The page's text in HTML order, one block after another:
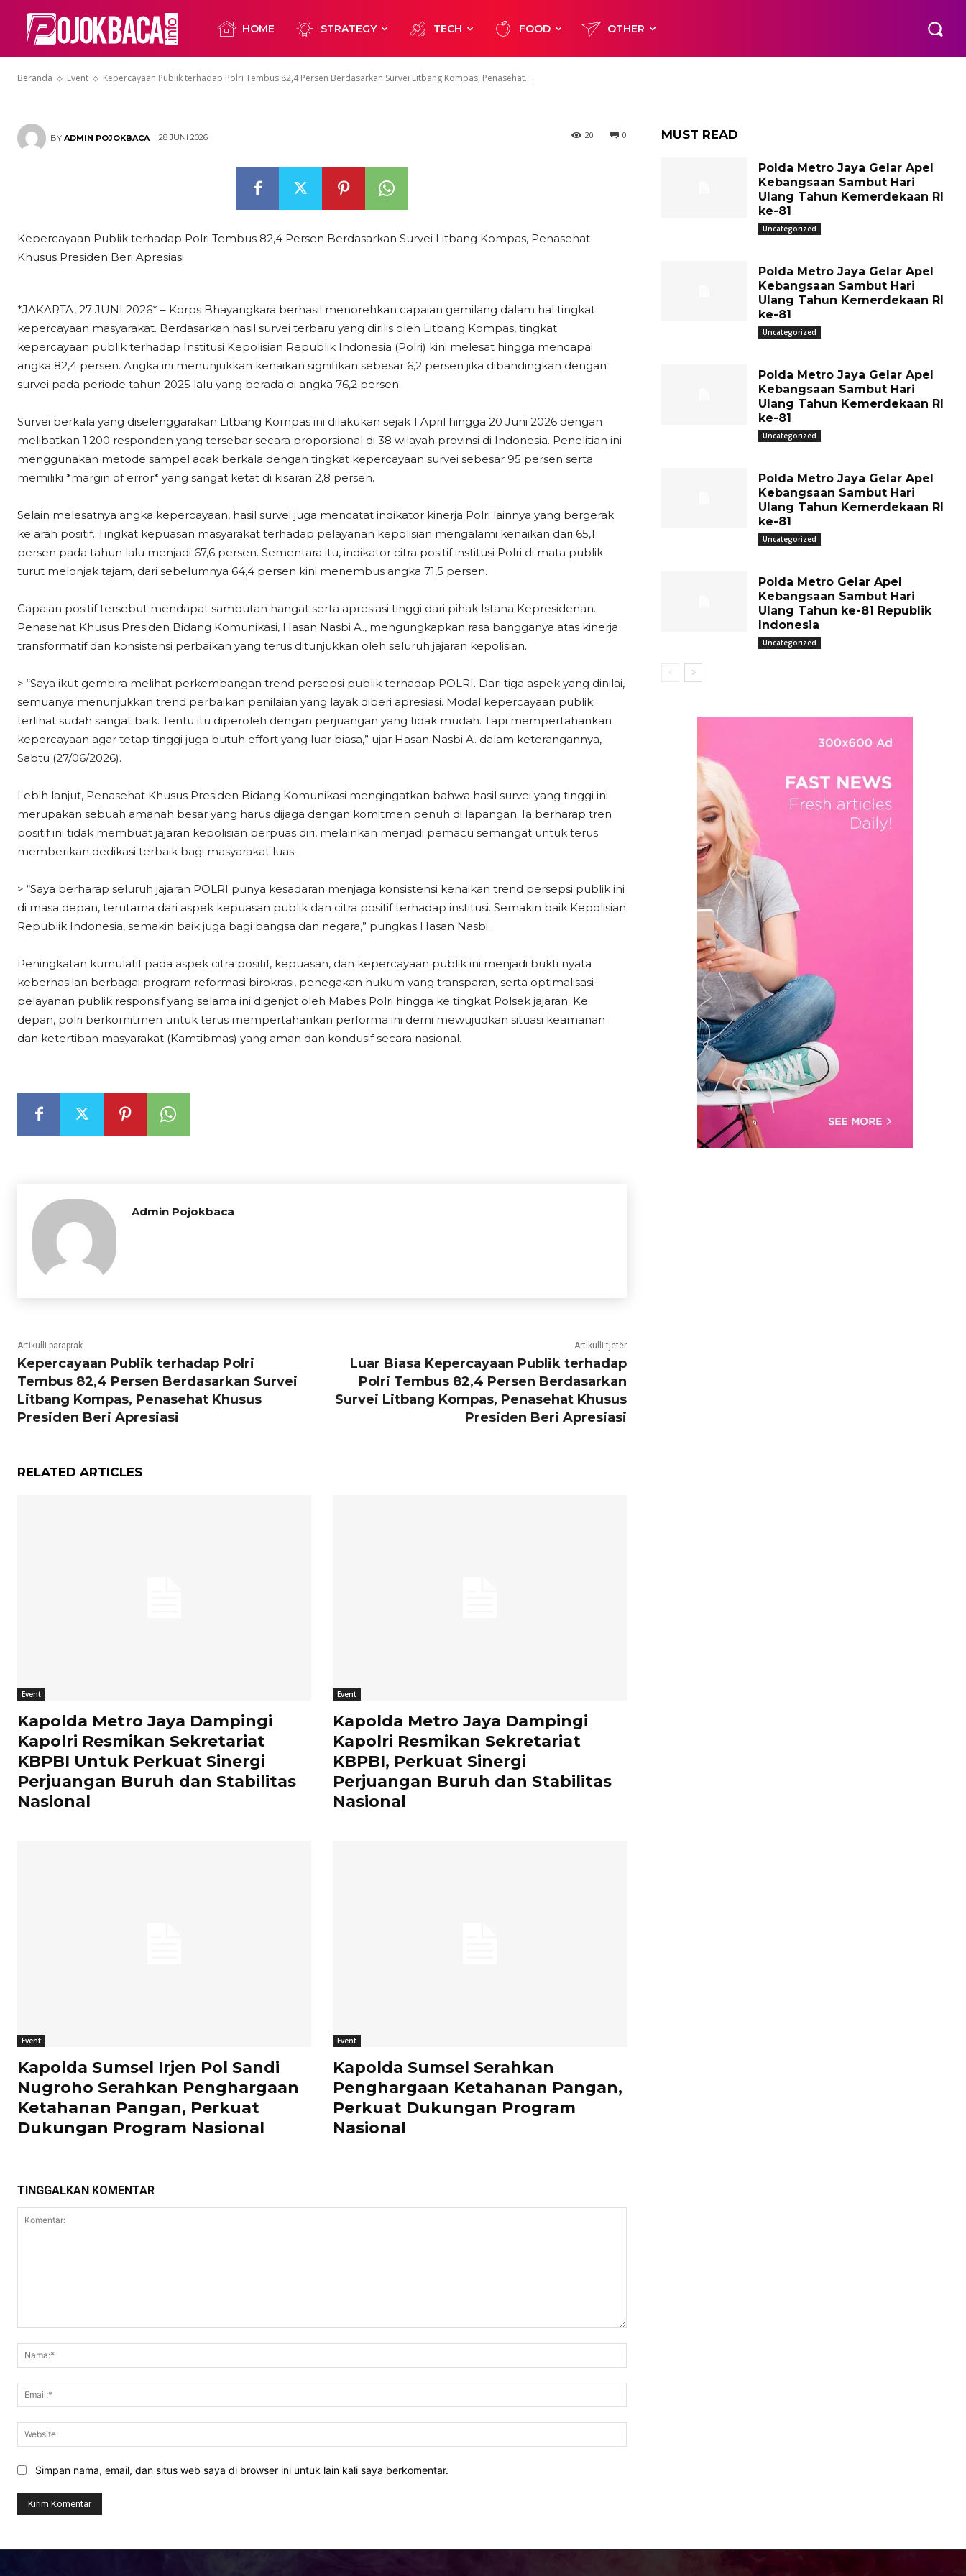
HOME STRATEGY TECH FOOD OTHER
Beranda Event Kepercayaan Publik terhadap Polri Tembus 82,4 Persen Berdasarkan Survei Litbang Kompas, Penasehat...
Khusus Presiden Beri Apresiasi
BY ADMIN POJOKBACA 28 JUNI 2026 0
20
Kepercayaan Publik terhadap Polri Tembus 82,4 Persen Berdasarkan Survei Litbang Kompas, Penasehat
Khusus Presiden Beri Apresiasi
*JAKARTA, 27 JUNI 2026* – Korps Bhayangkara berhasil menorehkan capaian gemilang dalam hal tingkat
kepercayaan masyarakat. Berdasarkan hasil survei terbaru yang dirilis oleh Litbang Kompas, tingkat
kepercayaan publik terhadap Institusi Kepolisian Republik Indonesia (Polri) kini melesat hingga mencapai
angka 82,4 persen. Angka ini menunjukkan kenaikan signifikan sebesar 6,2 persen jika dibandingkan dengan
survei pada periode tahun 2025 lalu yang berada di angka 76,2 persen.
Survei berkala yang diselenggarakan Litbang Kompas ini dilakukan sejak 1 April hingga 20 Juni 2026 dengan
melibatkan 1.200 responden yang tersebar secara proporsional di 38 wilayah provinsi di Indonesia. Penelitian ini
menggunakan metode sampel acak berkala dengan tingkat kepercayaan survei sebesar 95 persen serta
memiliki *margin of error* yang sangat ketat di kisaran 2,8 persen.
Selain melesatnya angka kepercayaan, hasil survei juga mencatat indikator kinerja Polri lainnya yang bergerak
ke arah positif. Tingkat kepuasan masyarakat terhadap pelayanan kepolisian mengalami kenaikan dari 65,1
persen pada tahun lalu menjadi 67,6 persen. Sementara itu, indikator citra positif institusi Polri di mata publik
turut melonjak tajam, dari sebelumnya 64,4 persen kini menembus angka 71,5 persen.
Capaian positif tersebut mendapat sambutan hangat serta apresiasi tinggi dari pihak Istana Kepresidenan.
Penasehat Khusus Presiden Bidang Komunikasi, Hasan Nasbi A., mengungkapkan rasa bangganya atas kinerja
transformatif dan konsistensi perbaikan yang terus ditunjukkan oleh seluruh jajaran kepolisian.
> “Saya ikut gembira melihat perkembangan trend persepsi publik terhadap POLRI. Dari tiga aspek yang dinilai,
semuanya menunjukkan trend perbaikan penilaian yang layak diberi apresiasi. Modal kepercayaan publik
terlihat sudah sangat baik. Tentu itu diperoleh dengan perjuangan yang tidak mudah. Tapi mempertahankan
kepercayaan agar tetap tinggi juga butuh effort yang luar biasa,” ujar Hasan Nasbi A. dalam keterangannya,
Sabtu (27/06/2026).
Lebih lanjut, Penasehat Khusus Presiden Bidang Komunikasi mengingatkan bahwa hasil survei yang tinggi ini
merupakan sebuah amanah besar yang harus dijaga dengan komitmen penuh di lapangan. Ia berharap tren
positif ini tidak membuat jajaran kepolisian berpuas diri, melainkan menjadi pemacu semangat untuk terus
memberikan dedikasi terbaik bagi masyarakat luas.
> “Saya berharap seluruh jajaran POLRI punya kesadaran menjaga konsistensi kenaikan trend persepsi publik ini
di masa depan, terutama dari aspek kepuasan publik dan citra positif terhadap institusi. Semakin baik Kepolisian
Republik Indonesia, semakin baik juga bagi bangsa dan negara,” pungkas Hasan Nasbi.
Peningkatan kumulatif pada aspek citra positif, kepuasan, dan kepercayaan publik ini menjadi bukti nyata
keberhasilan berbagai program reformasi birokrasi, penegakan hukum yang transparan, serta optimalisasi
pelayanan publik responsif yang selama ini digenjot oleh Mabes Polri hingga ke tingkat Polsek jajaran. Ke
depan, polri berkomitmen untuk terus mempertahankan performa ini demi mewujudkan situasi keamanan
dan ketertiban masyarakat (Kamtibmas) yang aman dan kondusif secara nasional.
Admin Pojokbaca
Artikulli paraprak
Kepercayaan Publik terhadap Polri
Tembus 82,4 Persen Berdasarkan Survei
Litbang Kompas, Penasehat Khusus
Presiden Beri Apresiasi
Artikulli tjetër
Luar Biasa Kepercayaan Publik terhadap
Polri Tembus 82,4 Persen Berdasarkan
Survei Litbang Kompas, Penasehat Khusus
Presiden Beri Apresiasi
RELATED ARTICLES
Event
Kapolda Metro Jaya Dampingi
Kapolri Resmikan Sekretariat
KBPBI Untuk Perkuat Sinergi
Perjuangan Buruh dan Stabilitas
Nasional
Event
Kapolda Metro Jaya Dampingi
Kapolri Resmikan Sekretariat
KBPBI, Perkuat Sinergi
Perjuangan Buruh dan Stabilitas
Nasional
Event
Kapolda Sumsel Irjen Pol Sandi
Nugroho Serahkan Penghargaan
Ketahanan Pangan, Perkuat
Dukungan Program Nasional
Event
Kapolda Sumsel Serahkan
Penghargaan Ketahanan Pangan,
Perkuat Dukungan Program
Nasional
TINGGALKAN KOMENTAR
Simpan nama, email, dan situs web saya di browser ini untuk lain kali saya berkomentar.
MUST READ
Polda Metro Jaya Gelar Apel
Kebangsaan Sambut Hari
Ulang Tahun Kemerdekaan RI
ke-81
Uncategorized
Polda Metro Jaya Gelar Apel
Kebangsaan Sambut Hari
Ulang Tahun Kemerdekaan RI
ke-81
Uncategorized
Polda Metro Jaya Gelar Apel
Kebangsaan Sambut Hari
Ulang Tahun Kemerdekaan RI
ke-81
Uncategorized
Polda Metro Jaya Gelar Apel
Kebangsaan Sambut Hari
Ulang Tahun Kemerdekaan RI
ke-81
Uncategorized
Polda Metro Gelar Apel
Kebangsaan Sambut Hari
Ulang Tahun ke-81 Republik
Indonesia
Uncategorized